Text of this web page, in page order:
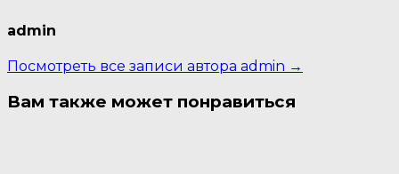
admin
Посмотреть все записи автора admin →
Вам также может понравиться